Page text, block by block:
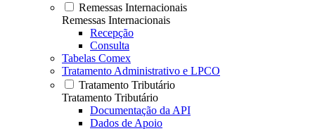
Remessas Internacionais
Remessas Internacionais
Recepção
Consulta
Tabelas Comex
Tratamento Administrativo e LPCO
Tratamento Tributário
Tratamento Tributário
Documentação da API
Dados de Apoio